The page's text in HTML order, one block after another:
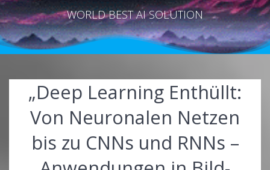
WORLD BEST AI SOLUTION
„Deep Learning Enthüllt:
Von Neuronalen Netzen
bis zu CNNs und RNNs –